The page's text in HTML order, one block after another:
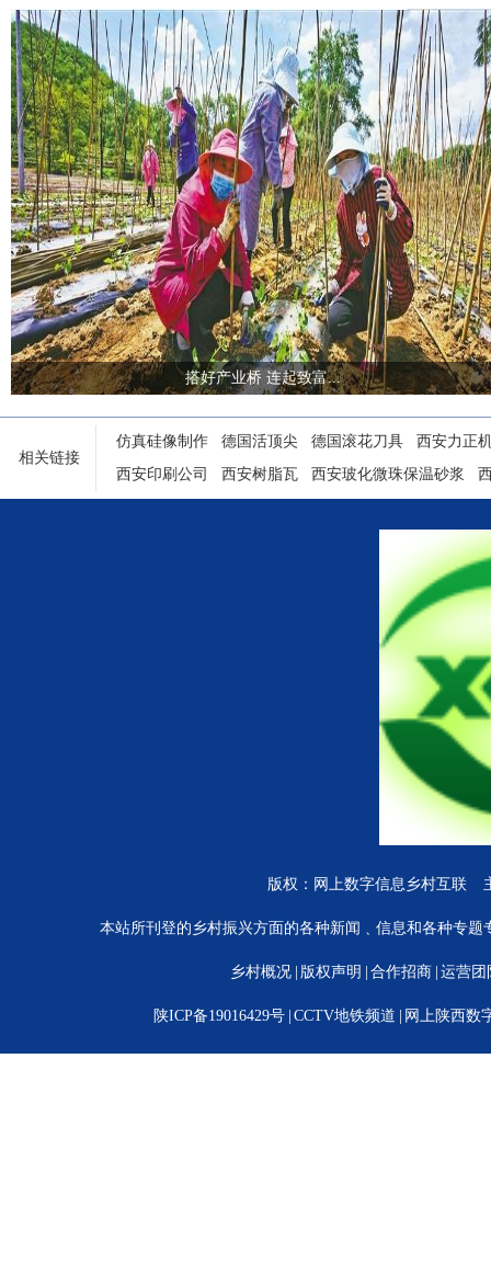
搭好产业桥 连起致富...
相关链接
仿真硅像制作 德国活顶尖 德国滚花刀具
西安力正
西安印刷公司
西安树脂瓦 西安玻化微珠保温砂浆
版权：网上数字信息乡村互联
本站所刊登的乡村振兴方面的各种新闻﹑信息和各种专
乡村概况 版权声明 |合作招商 |运营团
陕ICP备19016429号 |CCTV地铁频道 网上陕西数